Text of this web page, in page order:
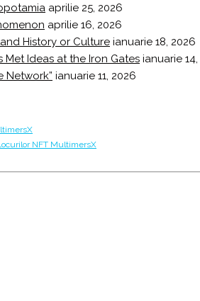
aprilie 25, 2026
aprilie 16, 2026
History or Culture ianuarie 18, 2026
Ideas at the Iron Gates ianuarie
Network” ianuarie 11, 2026